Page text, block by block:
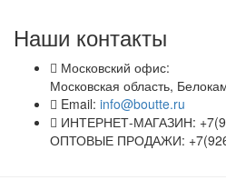
Наши контакты
Московский офис:
Московская область,
Email: info@boutte.ru
ИНТЕРНЕТ-МАГАЗИН:
ОПТОВЫЕ ПРОДАЖИ: